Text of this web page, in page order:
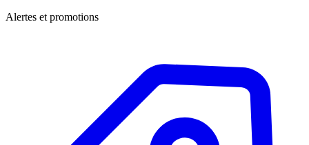
Alertes et promotions